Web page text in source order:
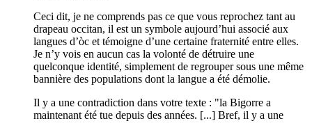
Ceci dit, je ne comprends pas ce que vous reprochez tant au
drapeau occitan, il est un symbole aujourd’hui associé aux
langues d’òc et témoigne d’une certaine fraternité entre elles.
Je n’y vois en aucun cas la volonté de détruire une
quelconque identité, simplement de regrouper sous une même
bannière des populations dont la langue a été démolie.
Il y a une contradiction dans votre texte : "la Bigorre a
maintenant été tue depuis des années. [...] Bref, il y a une